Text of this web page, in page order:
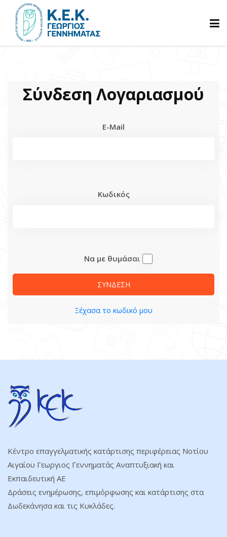
ΓΝΩΡΙΣΤΕ ΜΑΣ
Σύνδεση Λογαριασμού
E-Mail
Κωδικός
Να με θυμάσαι
ΣΥΝΔΕΣΗ
Ξέχασα το κωδικό μου
Κέντρο επαγγελματικής κατάρτισης περιφέρειας Νοτίου
Αιγαίου Γεωργιος Γεννηματάς Αναπτυξιακή και
Εκπαιδευτική ΑΕ
Δράσεις ενημέρωσης, επιμόρφωσης και κατάρτισης στα
Δωδεκάνησα και τις Κυκλάδες.